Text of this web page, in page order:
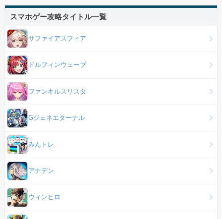
スマホゲー攻略タイトル一覧
サファイアスフィア
ドルフィンウェーブ
ファンキルスリスタ
Gジェネエターナル
みんトレ
アナデン
ウィンヒロ